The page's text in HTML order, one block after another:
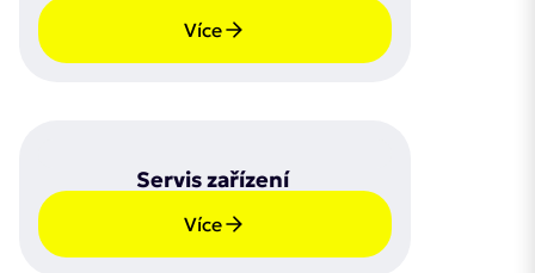
Více
Servis zařízení
Více